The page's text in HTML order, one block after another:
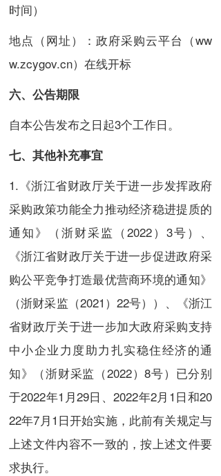
时间）
地点（网址）：政府采购云平台（ww
w.zcygov.cn）在线开标
六、公告期限
自本公告发布之日起3个工作日。
七、其他补充事宜
1.《浙江省财政厅关于进一步发挥政府
采购政策功能全力推动经济稳进提质的
通知》（浙财采监（2022）3号）、
《浙江省财政厅关于进一步促进政府采
购公平竞争打造最优营商环境的通知》
（浙财采监（2021）22号））、《浙江
省财政厅关于进一步加大政府采购支持
中小企业力度助力扎实稳住经济的通
知》（浙财采监（2022）8号）已分别
于2022年1月29日、2022年2月1日和20
22年7月1日开始实施，此前有关规定与
上述文件内容不一致的，按上述文件要
求执行。